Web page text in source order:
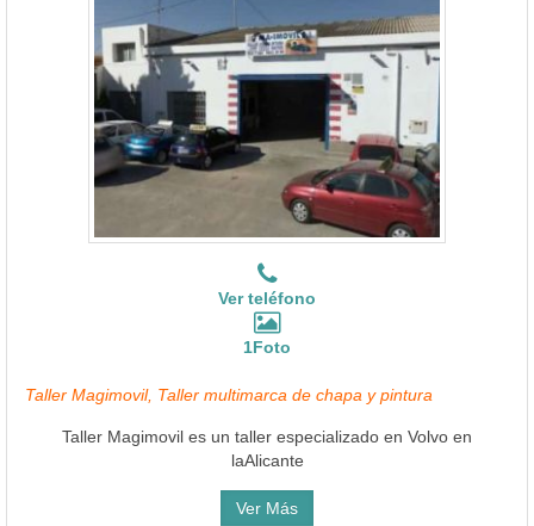
Ver teléfono
1Foto
Taller Magimovil, Taller multimarca de chapa y pintura
Taller Magimovil es un taller especializado en Volvo en
laAlicante
Ver Más